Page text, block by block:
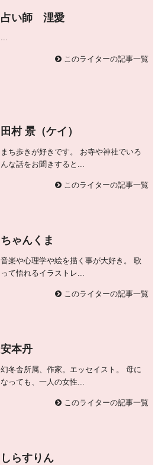
占い師 浬愛
...
このライターの記事一覧
田村 景（ケイ）
まち歩きが好きです。 お寺や神社でいろ
んな話をお聞きすると...
このライターの記事一覧
ちゃんくま
音楽や心理学や絵を描く事が大好き。 歌
って悟れるイラストレ...
このライターの記事一覧
安本丹
幻冬舎所属、作家。エッセイスト。 母に
なっても、一人の女性...
このライターの記事一覧
しらすりん